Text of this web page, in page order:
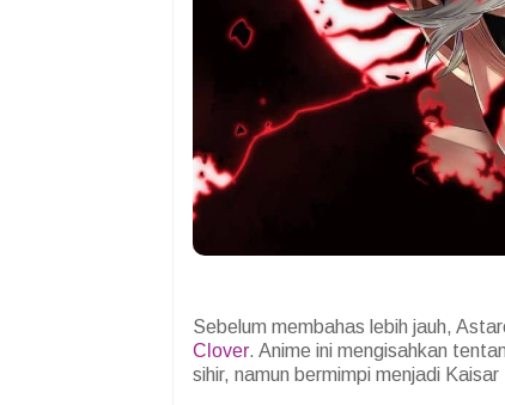
Sebelum membahas lebih jauh,
Clover. Anime ini mengisahkan
sihir, namun bermimpi menjadi Kaisar